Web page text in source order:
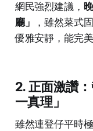
網民強烈建議，
廳」
，雖然菜式
優雅安靜，能完
2. 正面激讚
一真理」
雖然連登仔平時